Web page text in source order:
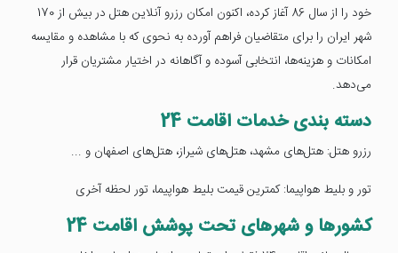
خود را از سال 86 آغاز کرده، اکنون امکان رزرو آنلاین هتل‌ در بیش از 170
شهر ایران را برای متقاضیان فراهم آورده به نحوی که با مشاهده و مقایسه
امکانات و هزینه‌ها، انتخابی آسوده و آگاهانه در اختیار مشتریان قرار
می‌دهد.
دسته بندی خدمات اقامت 24
رزرو هتل: هتل‌های مشهد، هتل‌های شیراز، هتل‌های اصفهان و ...
تور و بلیط هواپیما: کمترین قیمت بلیط هواپیما، تور لحظه آخری
کشورها و شهرهای تحت پوشش اقامت 24